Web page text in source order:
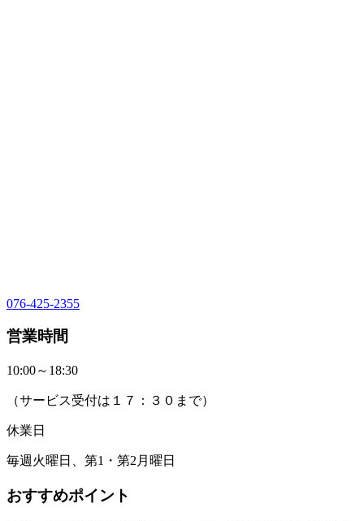
076-425-2355
営業時間
10:00～18:30
（サービス受付は１７：３０まで）
休業日
毎週火曜日、第1・第2月曜日
おすすめポイント